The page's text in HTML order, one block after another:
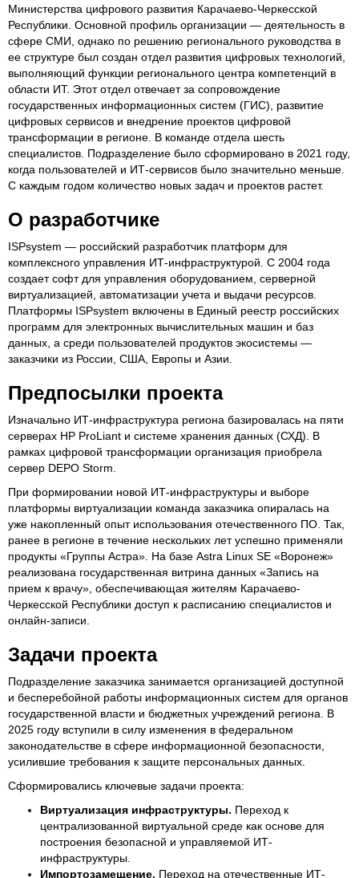
Министерства цифрового развития Карачаево-Черкесской
Республики. Основной профиль организации — деятельность в
сфере СМИ, однако по решению регионального руководства в
ее структуре был создан отдел развития цифровых технологий,
выполняющий функции регионального центра компетенций в
области ИТ. Этот отдел отвечает за сопровождение
государственных информационных систем (ГИС), развитие
цифровых сервисов и внедрение проектов цифровой
трансформации в регионе. В команде отдела шесть
специалистов. Подразделение было сформировано в 2021 году,
когда пользователей и ИТ-сервисов было значительно меньше.
С каждым годом количество новых задач и проектов растет.
О разработчике
ISPsystem — российский разработчик платформ для
комплексного управления ИТ-инфраструктурой. С 2004 года
создает софт для управления оборудованием, серверной
виртуализацией, автоматизации учета и выдачи ресурсов.
Платформы ISPsystem включены в Единый реестр российских
программ для электронных вычислительных машин и баз
данных, а среди пользователей продуктов экосистемы —
заказчики из России, США, Европы и Азии.
Предпосылки проекта
Изначально ИТ-инфраструктура региона базировалась на пяти
серверах HP ProLiant и системе хранения данных (СХД). В
рамках цифровой трансформации организация приобрела
сервер DEPO Storm.
При формировании новой ИТ-инфраструктуры и выборе
платформы виртуализации команда заказчика опиралась на
уже накопленный опыт использования отечественного ПО. Так,
ранее в регионе в течение нескольких лет успешно применяли
продукты «Группы Астра». На базе Astra Linux SE «Воронеж»
реализована государственная витрина данных «Запись на
прием к врачу», обеспечивающая жителям Карачаево-
Черкесской Республики доступ к расписанию специалистов и
онлайн-записи.
Задачи проекта
Подразделение заказчика занимается организацией доступной
и бесперебойной работы информационных систем для органов
государственной власти и бюджетных учреждений региона. В
2025 году вступили в силу изменения в федеральном
законодательстве в сфере информационной безопасности,
усилившие требования к защите персональных данных.
Сформировались ключевые задачи проекта:
Виртуализация инфраструктуры. Переход к
централизованной виртуальной среде как основе для
построения безопасной и управляемой ИТ-
инфраструктуры.
Импортозамещение. Переход на отечественные ИТ-